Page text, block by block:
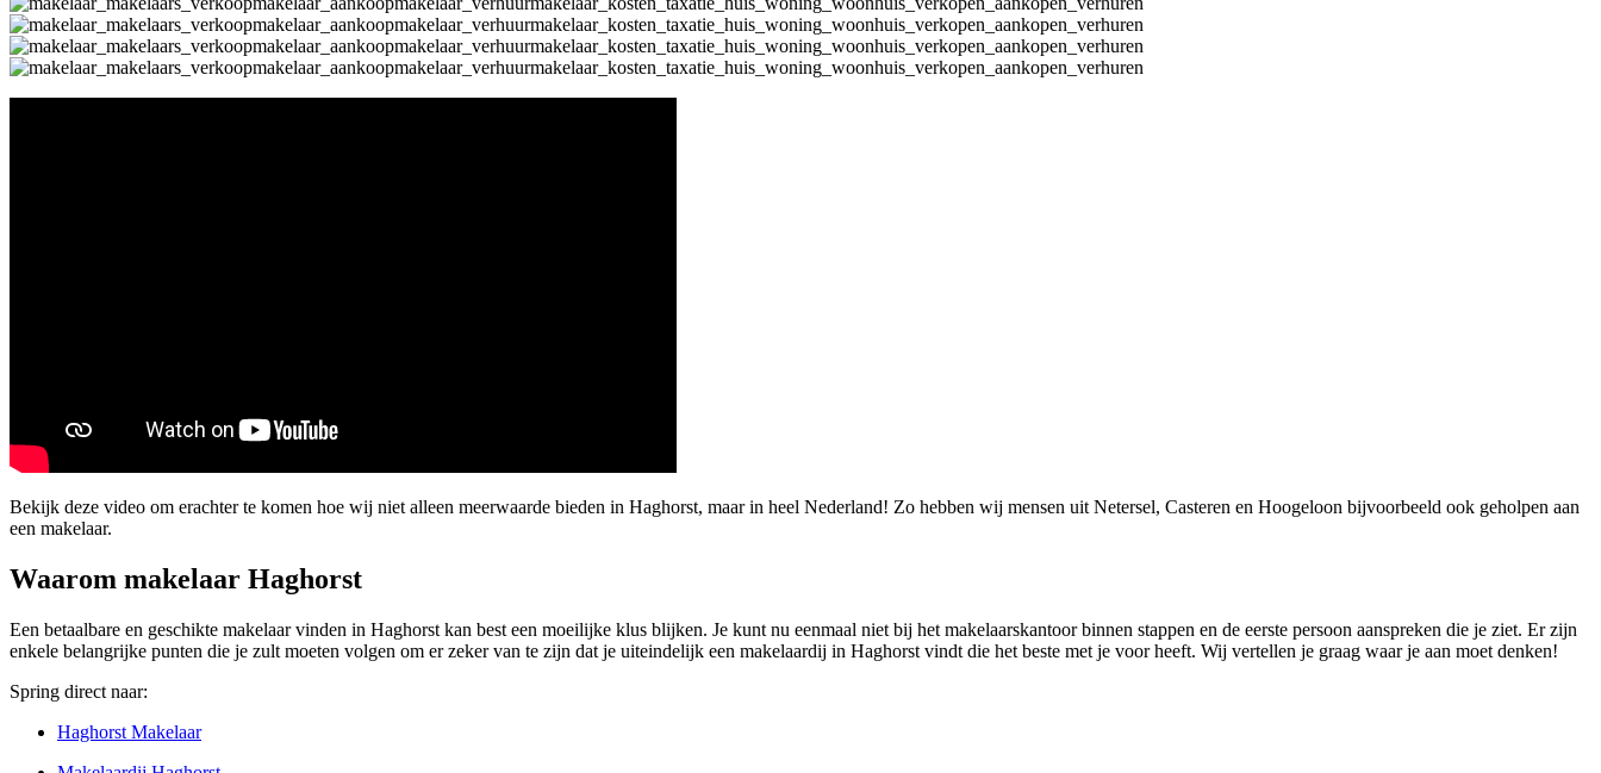
Bekijk deze video om erachter te komen hoe wij niet alleen meerwaarde bieden in Haghorst, maar in heel Nederland! Zo hebben wij mensen uit Netersel, Casteren en Hoogeloon bijvoorbeeld ook geholpen aan
een makelaar.
Waarom makelaar Haghorst
Een betaalbare en geschikte makelaar vinden in Haghorst kan best een moeilijke klus blijken. Je kunt nu eenmaal niet bij het makelaarskantoor binnen stappen en de eerste persoon aanspreken die je ziet. Er zijn
enkele belangrijke punten die je zult moeten volgen om er zeker van te zijn dat je uiteindelijk een makelaardij in Haghorst vindt die het beste met je voor heeft. Wij vertellen je graag waar je aan moet denken!
Spring direct naar:
Haghorst Makelaar